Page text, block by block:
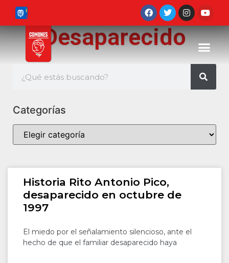
Desaparecido
Categorías
Historia Rito Antonio Pico,
desaparecido en octubre de
1997
El miedo por el señalamiento silencioso, ante el
hecho de que el familiar desaparecido haya